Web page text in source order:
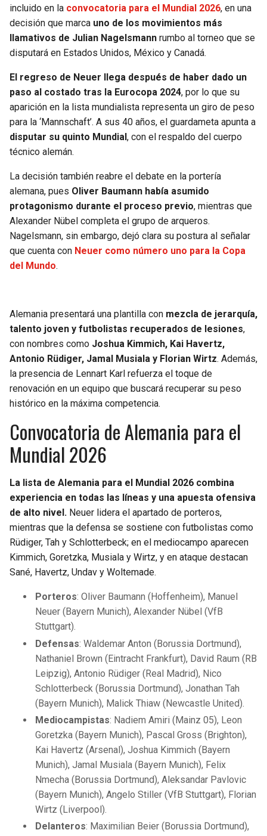
49ERS
SEAHAWKS
BEARS
LIONS
PACKERS
VIKINGS
FALCONS
PANTHERS
GRIZZLIES
PELICANS
SPURS
NUGGETS
TIMBERWOLVES
THUNDER
TRAIL BLAZERS
incluido en la convocatoria para el Mundial 2026, en una
decisión que marca uno de los movimientos más
llamativos de Julian Nagelsmann rumbo al torneo que se
disputará en Estados Unidos, México y Canadá.
El regreso de Neuer llega después de haber dado un
paso al costado tras la Eurocopa 2024, por lo que su
aparición en la lista mundialista representa un giro de peso
para la ‘Mannschaft’. A sus 40 años, el guardameta apunta a
disputar su quinto Mundial , con el respaldo del cuerpo
técnico alemán.
La decisión también reabre el debate en la portería
alemana, pues Oliver Baumann había asumido
protagonismo durante el proceso previo, mientras que
Alexander Nübel completa el grupo de arqueros.
Nagelsmann, sin embargo, dejó clara su postura al señalar
que cuenta con Neuer como número uno para la Copa
del Mundo.
Alemania presentará una plantilla con mezcla de jerarquía,
talento joven y futbolistas recuperados de lesiones,
con nombres como Joshua Kimmich, Kai Havertz,
Antonio Rüdiger, Jamal Musiala y Florian Wirtz. Además,
la presencia de Lennart Karl refuerza el toque de
renovación en un equipo que buscará recuperar su peso
histórico en la máxima competencia.
Convocatoria de Alemania para el
Mundial 2026
La lista de Alemania para el Mundial 2026 combina
experiencia en todas las líneas y una apuesta ofensiva
de alto nivel. Neuer lidera el apartado de porteros,
mientras que la defensa se sostiene con futbolistas como
Rüdiger, Tah y Schlotterbeck; en el mediocampo aparecen
Kimmich, Goretzka, Musiala y Wirtz, y en ataque destacan
Sané, Havertz, Undav y Woltemade.
Porteros: Oliver Baumann (Hoffenheim), Manuel
Neuer (Bayern Munich), Alexander Nübel (VfB
Stuttgart).
Defensas: Waldemar Anton (Borussia Dortmund),
Nathaniel Brown (Eintracht Frankfurt), David Raum (RB
Leipzig), Antonio Rüdiger (Real Madrid), Nico
Schlotterbeck (Borussia Dortmund), Jonathan Tah
(Bayern Munich), Malick Thiaw (Newcastle United).
Mediocampistas: Nadiem Amiri (Mainz 05), Leon
Goretzka (Bayern Munich), Pascal Gross (Brighton),
Kai Havertz (Arsenal), Joshua Kimmich (Bayern
Munich), Jamal Musiala (Bayern Munich), Felix
Nmecha (Borussia Dortmund), Aleksandar Pavlovic
(Bayern Munich), Angelo Stiller (VfB Stuttgart), Florian
Wirtz (Liverpool).
Delanteros: Maximilian Beier (Borussia Dortmund),